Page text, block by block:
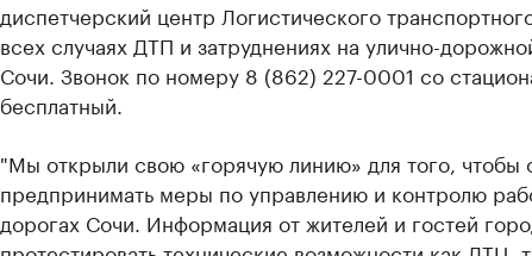
диспетчерский центр Логистического
всех случаях ДТП и затруднениях на улично-
Сочи. Звонок по номеру 8 (862) 227-0001 со
бесплатный.
"Мы открыли свою «горячую линию» для того, чтобы
предпринимать меры по управлению и контролю
дорогах Сочи. Информация от жителей и гостей